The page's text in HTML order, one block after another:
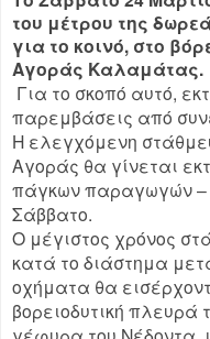
του μέτρου της
για το κοινό, στο
Αγοράς Καλαμάτας.
Για το σκοπό αυτό,
παρεμβάσεις από
Η ελεγχόμενη
Aγοράς θα γίνεται
πάγκων παραγωγών –
Σάββατο.
Ο μέγιστος χρόνος
κατά το διάστημα
οχήματα θα
βορειοδυτική